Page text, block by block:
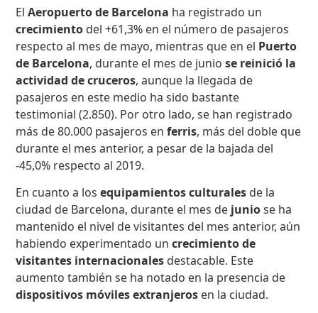
ElAeropuerto de Barcelona ha registrado un
crecimiento del +61,3% en el número de pasajeros
respecto al mes de mayo, mientras que en el Puerto
de Barcelona, durante el mes de juniose reinició la
actividad de cruceros, aunque la llegada de
pasajeros en este medio ha sido bastante
testimonial (2.850). Por otro lado, se han registrado
más de 80.000 pasajeros enferris, más del doble que
durante el mes anterior, a pesar de la bajada del
-45,0% respecto al 2019.
En cuanto a losequipamientos culturales de la
ciudad de Barcelona, durante el mes de juniose ha
mantenido el nivel de visitantes del mes anterior, aún
habiendo experimentado uncrecimiento de
visitantes internacionales destacable. Este
aumento también se ha notado en la presencia de
dispositivos móviles extranjeros en la ciudad.